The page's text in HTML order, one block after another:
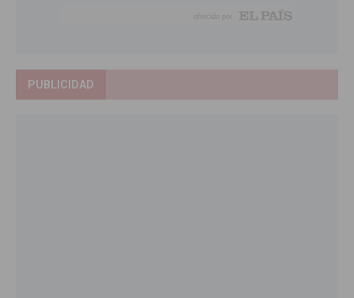
PUBLICIDAD